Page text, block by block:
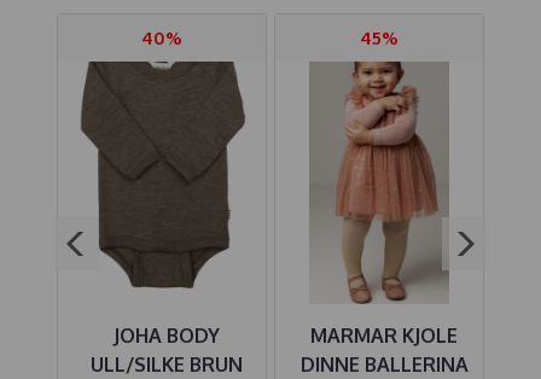
40%
JOHA BODY
ULL/SILKE BRUN
45%
MARMAR KJOLE
DINNE BALLERINA